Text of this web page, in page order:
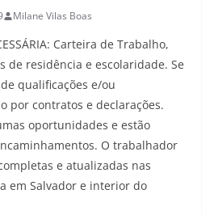
Milane Vilas Boas
Carteira de Trabalho,
de residência e escolaridade. Se
qualificações e/ou
por contratos e declarações.
oportunidades e estão
O trabalhador
e atualizadas nas
em Salvador e interior do